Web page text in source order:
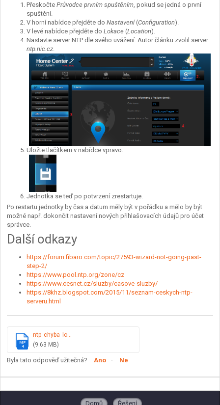
Přeskočte Průvodce prvním spuštěním , pokud se jedná o první
spuštění.
V horní nabídce přejděte do Nastavení(Configuration).
V levé nabídce přejděte do Lokace (Location).
Nastavte server NTP dle svého uvážení. Autor článku zvolil server
ntp.nic.cz
Uložte tlačítkem v nabídce vpravo.
Jednotka se teď po potvrzení zrestartuje.
Po restartu jednotky by čas a datum měly být v pořádku a mělo by být
možné např. dokončit nastavení nových přihlašovacích údajů pro účet
správce.
Další odkazy
https://forum.fibaro.com/topic/27593-wizard-not-going-past-
step-2/
https://www.pool.ntp.org/zone/cz
https://www.cesnet.cz/sluzby/casove-sluzby/
https://8khz.blogspot.com/2015/11/seznam-ceskych-ntp-
serveru.html
MP
4
ntp_chyba_lo...
(9.63 MB)
Byla tato odpověď užitečná? Ano Ne
Domů Řešení